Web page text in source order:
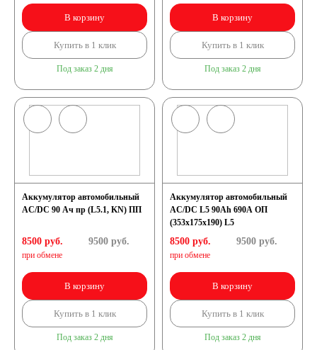
Иран
Индия
Германия
Аккумуляторы по
Аккумуляторы 12
вольт
Аккумуляторы по стране
(Родина бренда)
В корзину
Купить в 1 клик
Под заказ 2 дня
В корзину
Купить в 1 клик
Под заказ 2 дня
Аккумулятор автомобильный
AC/DC 90 Ач пр (L5.1, KN) ПП
8500 руб.
при обмене
9500руб.
В корзину
Купить в 1 клик
Под заказ 2 дня
Аккумулятор автомобильный
AC/DC L5 90Ah 690A ОП
(353х175х190) L5
8500 руб.
при обмене
9500руб.
В корзину
Купить в 1 клик
Под заказ 2 дня